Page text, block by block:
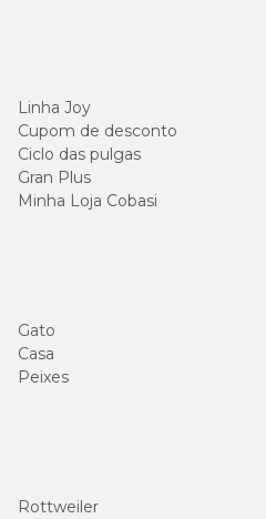
Linha Joy
Cupom de desconto
Ciclo das pulgas
Gran Plus
Minha Loja Cobasi
Gato
Casa
Peixes
Rottweiler